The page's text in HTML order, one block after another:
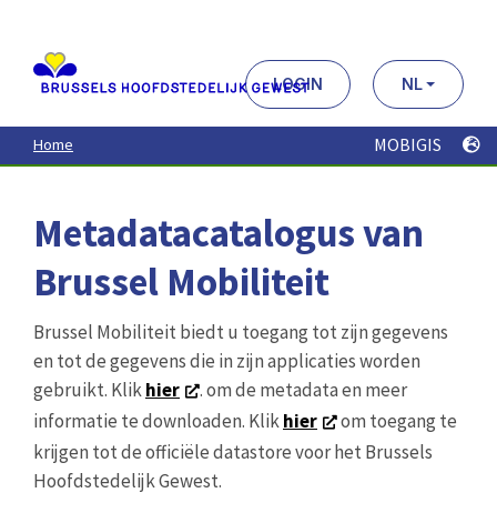
contenu
principal
LOGIN NL
Home MOBIGIS
Metadatacatalogus van
Brussel Mobiliteit
Brussel Mobiliteit biedt u toegang tot zijn gegevens
en tot de gegevens die in zijn applicaties worden
gebruikt. Klikhier
. om de metadata en meer
informatie te downloaden. Klikhier
om toegang te
krijgen tot de officiële datastore voor het Brussels
Hoofdstedelijk Gewest.